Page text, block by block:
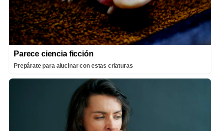
Parece ciencia ficción
Prepárate para alucinar con estas criaturas